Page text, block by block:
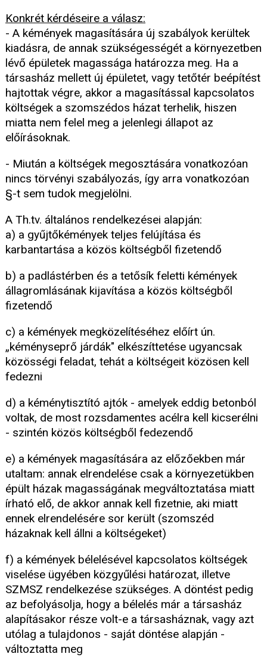
Konkrét kérdéseire a válasz:
- A kémények magasítására új szabályok kerültek
kiadásra, de annak szükségességét a környezetben
lévő épületek magassága határozza meg. Ha a
társasház mellett új épületet, vagy tetőtér beépítést
hajtottak végre, akkor a magasítással kapcsolatos
költségek a szomszédos házat terhelik, hiszen
miatta nem felel meg a jelenlegi állapot az
előírásoknak.
- Miután a költségek megosztására vonatkozóan
nincs törvényi szabályozás, így arra vonatkozóan
§-t sem tudok megjelölni.
A Th.tv. általános rendelkezései alapján:
a) a gyűjtőkémények teljes felújítása és
karbantartása a közös költségből fizetendő
b) a padlástérben és a tetősík feletti kémények
állagromlásának kijavítása a közös költségből
fizetendő
c) a kémények megközelítéséhez előírt ún.
„kéményseprő járdák" elkészíttetése ugyancsak
közösségi feladat, tehát a költségeit közösen kell
fedezni
d) a kéménytisztító ajtók - amelyek eddig betonból
voltak, de most rozsdamentes acélra kell kicserélni
- szintén közös költségből fedezendő
e) a kémények magasítására az előzőekben már
utaltam: annak elrendelése csak a környezetükben
épült házak magasságának megváltoztatása miatt
írható elő, de akkor annak kell fizetnie, aki miatt
ennek elrendelésére sor került (szomszéd
házaknak kell állni a költségeket)
f) a kémények bélelésével kapcsolatos költségek
viselése ügyében közgyűlési határozat, illetve
SZMSZ rendelkezése szükséges. A döntést pedig
az befolyásolja, hogy a bélelés már a társasház
alapításakor része volt-e a társasháznak, vagy azt
utólag a tulajdonos - saját döntése alapján -
változtatta meg